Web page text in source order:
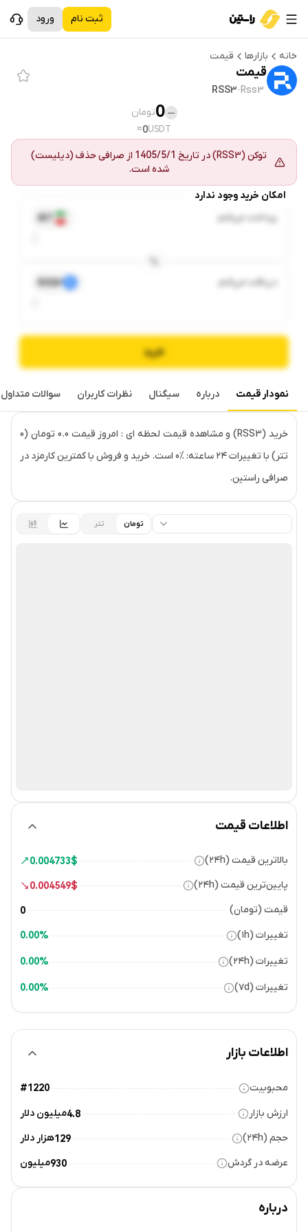
ثبت نام ورود
خانه بازارها قیمت
قیمت
Rss3
·
RSS3
—
0تومان
USDT
0
≈
توکن(
RSS3) در تاریخ 1405/5/1 از صرافی حذف (دیلیست)
شده است.
امکان خرید وجود ندارد
پرداخت می‌کنم
IRT
دریافت می‌کنم RSS3
خرید
نمودار قیمت درباره سیگنال نظرات کاربران سوالات متداول
قیمت لحظه‌ای
خرید (RSS3) و مشاهده قیمت لحظه ای : امروز قیمت 0.0 تومان (0
تتر) با تغییرات ۲۴ ساعته: ‎0% است. خرید و فروش با کمترین کارمزد در
صرافی راستین.
تومان تتر
اطلاعات قیمت
بالاترین قیمت (۲۴h) $
0.004733
پایین‌ترین قیمت (۲۴h) $
0.004549
قیمت (تومان) 0
تغییرات (۱h) 0.00%
تغییرات (۲۴h) 0.00%
تغییرات (۷d) 0.00%
اطلاعات بازار
محبوبیت #1220
ارزش بازار 4.8میلیون دلار
حجم (۲۴h)
129هزار دلار
عرضه در گردش
930میلیون
درباره